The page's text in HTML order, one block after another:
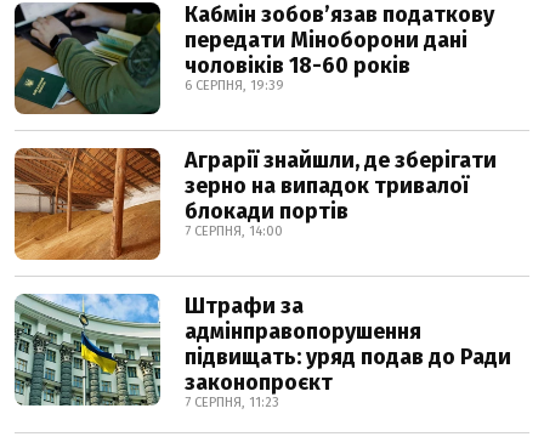
Кабмін зобовʼязав податкову
передати Міноборони дані
чоловіків 18-60 років
6 СЕРПНЯ, 19:39
Аграрії знайшли, де зберігати
зерно на випадок тривалої
блокади портів
7 СЕРПНЯ, 14:00
Штрафи за
адмінправопорушення
підвищать: уряд подав до Ради
законопроєкт
7 СЕРПНЯ, 11:23